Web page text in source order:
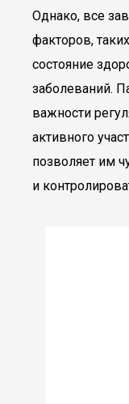
Однако, все
факторов,
состояние
заболеваний.
важности
активного
позволяет им
и